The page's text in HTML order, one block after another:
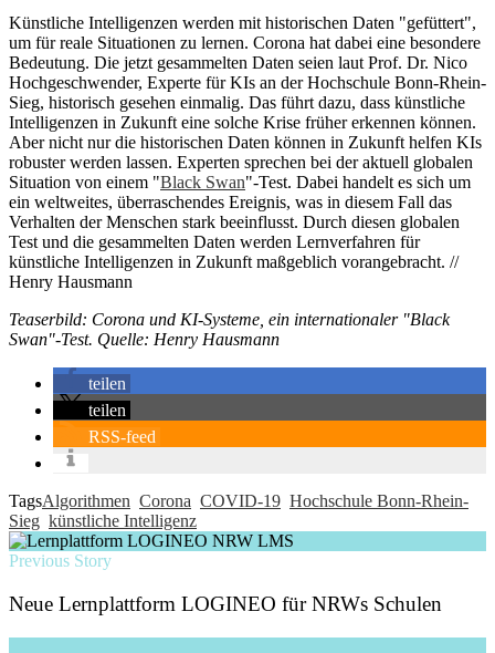
Künstliche Intelligenzen werden mit historischen Daten "gefüttert",
um für reale Situationen zu lernen. Corona hat dabei eine besondere
Bedeutung. Die jetzt gesammelten Daten seien laut Prof. Dr. Nico
Hochgeschwender, Experte für KIs an der Hochschule Bonn-Rhein-
Sieg, historisch gesehen einmalig. Das führt dazu, dass künstliche
Intelligenzen in Zukunft eine solche Krise früher erkennen können.
Aber nicht nur die historischen Daten können in Zukunft helfen KIs
robuster werden lassen. Experten sprechen bei der aktuell globalen
Situation von einem "Black Swan"-Test. Dabei handelt es sich um
ein weltweites, überraschendes Ereignis, was in diesem Fall das
Verhalten der Menschen stark beeinflusst. Durch diesen globalen
Test und die gesammelten Daten werden Lernverfahren für
künstliche Intelligenzen in Zukunft maßgeblich vorangebracht. //
Henry Hausmann
Teaserbild: Corona und KI-Systeme, ein internationaler "Black
Swan"-Test. Quelle: Henry Hausmann
teilen
teilen
RSS-feed
TagsAlgorithmen Corona COVID-19 Hochschule Bonn-Rhein-
Sieg künstliche Intelligenz
Previous Story
Neue Lernplattform LOGINEO für NRWs Schulen